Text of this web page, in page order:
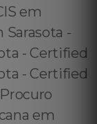
em
Sarasota -
- Certified
- Certified
em